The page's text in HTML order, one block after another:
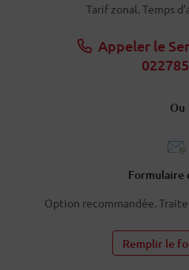
Tarif zonal. Temps
Appeler le
Ou
Formulaire
Option recommandée.
Remplir le